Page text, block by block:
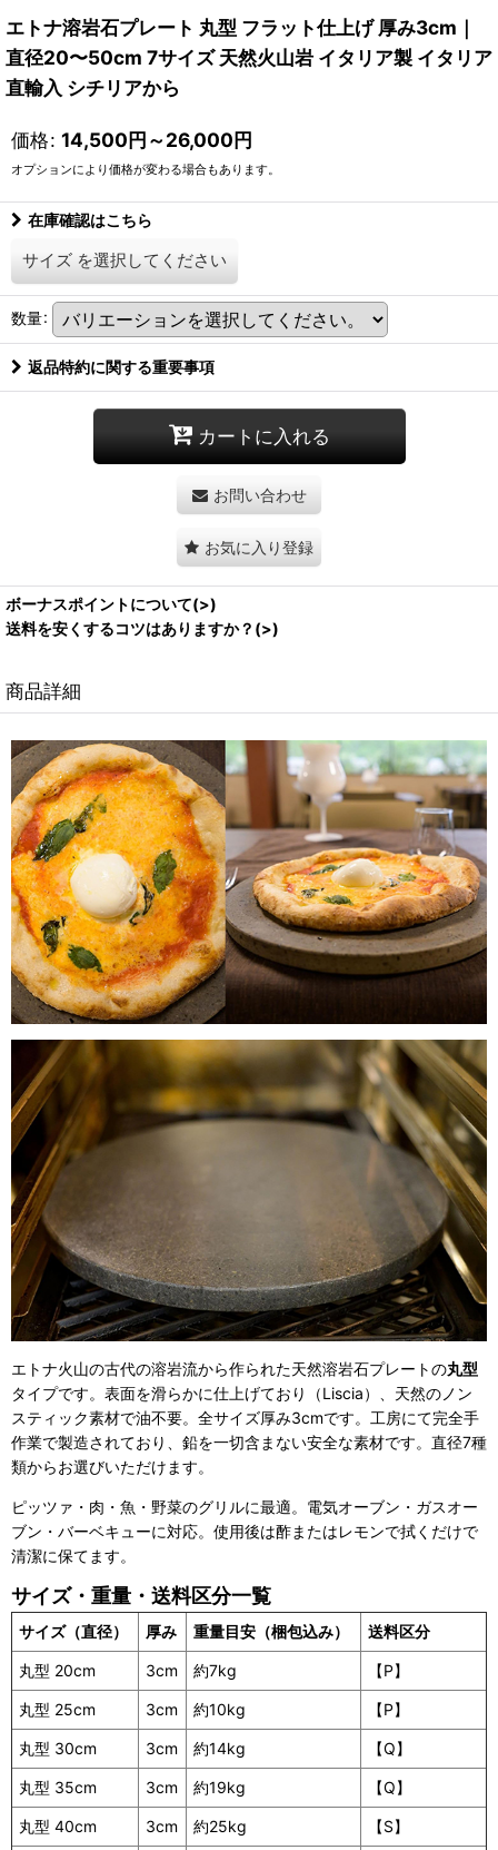
エトナ溶岩石プレート 丸型 フラット仕上げ 厚み3cm｜
直径20〜50cm 7サイズ 天然火山岩 イタリア製 イタリア
直輸入 シチリアから
価格: 14,500円～26,000円
オプションにより価格が変わる場合もあります。
在庫確認はこちら
サイズ を選択してください
数量:
返品特約に関する重要事項
カートに入れる
お問い合わせ
お気に入り登録
ボーナスポイントについて(>)
送料を安くするコツはありますか？(>)
商品詳細
エトナ火山の古代の溶岩流から作られた天然溶岩石プレートの丸型
タイプです。表面を滑らかに仕上げており（Liscia）、天然のノン
スティック素材で油不要。全サイズ厚み3cmです。工房にて完全手
作業で製造されており、鉛を一切含まない安全な素材です。直径7種
類からお選びいただけます。
ピッツァ・肉・魚・野菜のグリルに最適。電気オーブン・ガスオー
ブン・バーベキューに対応。使用後は酢またはレモンで拭くだけで
清潔に保てます。
サイズ・重量・送料区分一覧
サイズ（直径） 厚み 重量目安（梱包込み） 送料区分
丸型 20cm 3cm 約7kg 【P】
丸型 25cm 3cm 約10kg 【P】
丸型 30cm 3cm 約14kg 【Q】
丸型 35cm 3cm 約19kg 【Q】
丸型 40cm 3cm 約25kg 【S】